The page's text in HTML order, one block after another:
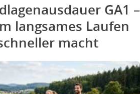
GA1 –
langsames Laufen
macht